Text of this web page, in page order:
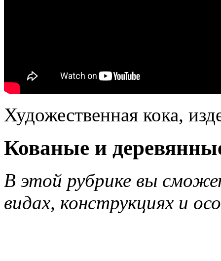
Художественная кока,
Кованые и
В этой рубрике вы
видах, конструкциях и